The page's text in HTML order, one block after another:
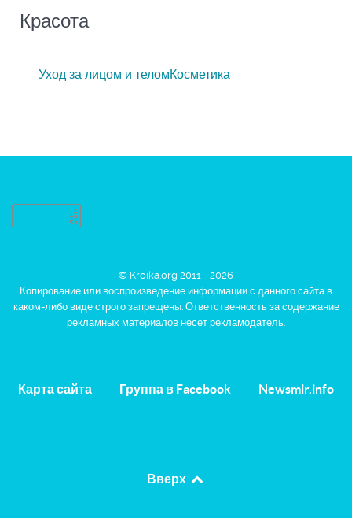
Красота
Уход за лицом и теломКосметика
© Kroika.org 2011 - 2026
Копирование или воспроизведение информации с данного сайта в
каком-либо виде строго запрещены. Ответственность за содержание
рекламных материалов несет рекламодатель.
Карта сайта Группа в Facebook Newsmir.info
Вверх